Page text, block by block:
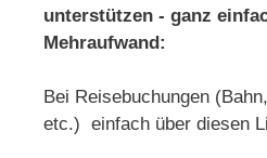
unterstützen - ganz
Mehraufwand:
Bei Reisebuchungen
etc.) einfach über diesen